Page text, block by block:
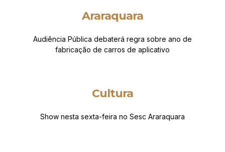
Araraquara
Audiência Pública debaterá regra sobre ano de
fabricação de carros de aplicativo
Cultura
Show nesta sexta-feira no Sesc Araraquara